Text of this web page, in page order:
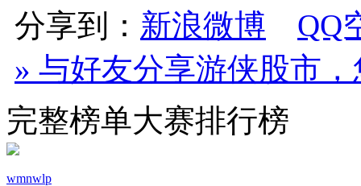
分享到： 新浪微博
QQ
» 与好友分享游侠股市
完整榜单大赛排行榜
wmnwlp